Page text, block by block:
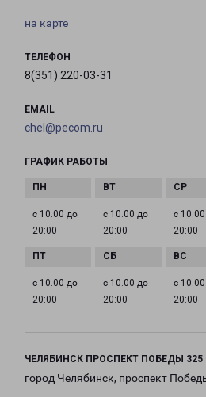
на карте
ТЕЛЕФОН
8(351) 220-03-31
EMAIL
chel@pecom.ru
ГРАФИК РАБОТЫ
с 10:00 до
20:00
с 10:00 до
20:00
с
20:00
с 10:00 до
20:00
с 10:00 до
20:00
с
20:00
ЧЕЛЯБИНСК ПРОСПЕКТ ПОБЕДЫ 325
город Челябинск, проспект